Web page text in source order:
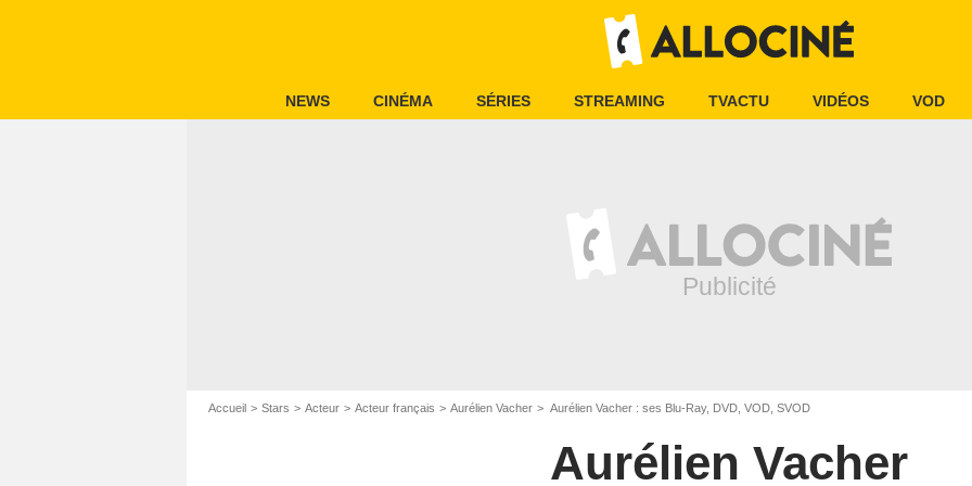
NEWS CINÉMA SÉRIES STREAMING TVACTU VIDÉOS VOD
Accueil Stars Acteur Acteur français Aurélien Vacher Aurélien Vacher : ses Blu-Ray, DVD, VOD, SVOD
Aurélien Vacher